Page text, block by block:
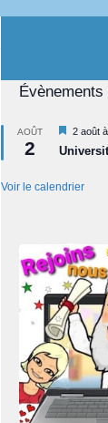
Évènements
AOÛT
2
Mis
en
avant
2 août
Voir le calendrier